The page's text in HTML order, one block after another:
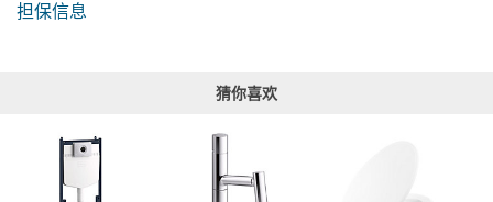
担保信息
猜你喜欢